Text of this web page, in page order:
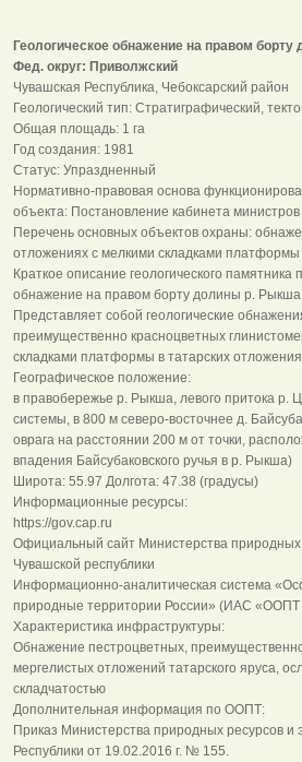
Геологическое обнажение на правом
Фед. округ: Приволжский
Чувашская Республика, Чебоксарский район
Геологический тип: Стратиграфический,
Общая площадь: 1 га
Год создания: 1981
Статус: Упраздненный
Нормативно-правовая основа
объекта: Постановление кабинета
Перечень основных объектов охраны:
отложениях с мелкими складками платформы
Краткое описание геологического памятника
обнажение на правом борту долины р.
Представляет собой геологические
преимущественно красноцветных
складками платформы в татарских
Географическое положение:
в правобережье р. Рыкша, левого притока р.
системы, в 800 м северо-восточнее д.
оврага на расстоянии 200 м от точки,
впадения Байсубаковского ручья в р. Рыкша)
Широта: 55.97 Долгота: 47.38 (градусы)
Информационные ресурсы:
https://gov.cap.ru
Официальный сайт Министерства природных
Чувашской республики
Информационно-аналитическая система
природные территории России» (ИАС «ООПТ
Характеристика инфраструктуры:
Обнажение пестроцветных,
мергелистых отложений татарского яруса,
складчатостью
Дополнительная информация по ООПТ:
Приказ Министерства природных ресурсов и
Республики от 19.02.2016 г. № 155.